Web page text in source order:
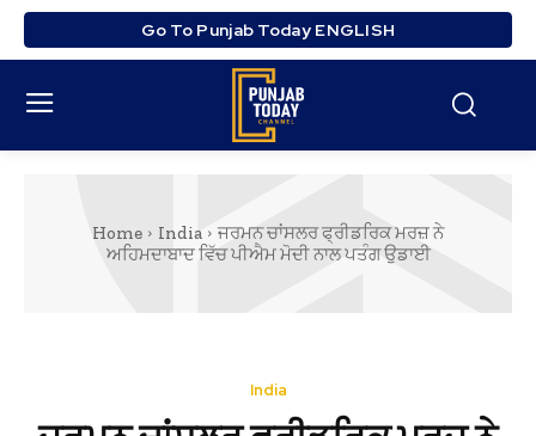
Go To Punjab Today ENGLISH
Home India
ਜਰਮਨ ਚਾਂਸਲਰ ਫ੍ਰੀਡਰਿਕ ਮਰਜ਼ ਨੇ
ਅਹਿਮਦਾਬਾਦ ਵਿੱਚ ਪੀਐਮ ਮੋਦੀ ਨਾਲ ਪਤੰਗ ਉਡਾਈ
India